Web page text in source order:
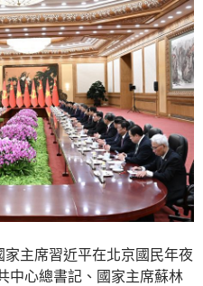
主席習近平在北京國民年夜
中心總書記、國家主席蘇林